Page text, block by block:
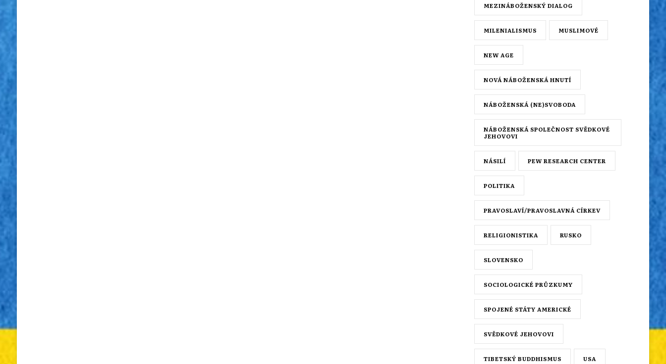
MEZINÁBOŽENSKÝ DIALOG
MILENIALISMUS MUSLIMOVÉ
NEW AGE
NOVÁ NÁBOŽENSKÁ HNUTÍ
NÁBOŽENSKÁ (NE)SVOBODA
NÁBOŽENSKÁ SPOLEČNOST SVĚDKOVÉ
JEHOVOVI
NÁSILÍ PEW RESEARCH CENTER
POLITIKA
PRAVOSLAVÍ/PRAVOSLAVNÁ CÍRKEV
RELIGIONISTIKA RUSKO
SLOVENSKO
SOCIOLOGICKÉ PRŮZKUMY
SPOJENÉ STÁTY AMERICKÉ
SVĚDKOVÉ JEHOVOVI
TIBETSKÝ BUDDHISMUS USA